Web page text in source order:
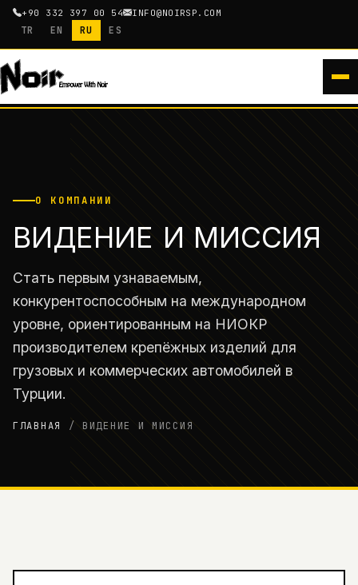
+90 332 397 00 54 INFO@NOIRSP.COM
TR EN RU ES
О КОМПАНИИ
ВИДЕНИЕ И МИССИЯ
Стать первым узнаваемым,
конкурентоспособным на международном
уровне, ориентированным на НИОКР
производителем крепёжных изделий для
грузовых и коммерческих автомобилей в
Турции.
ГЛАВНАЯ / ВИДЕНИЕ И МИССИЯ